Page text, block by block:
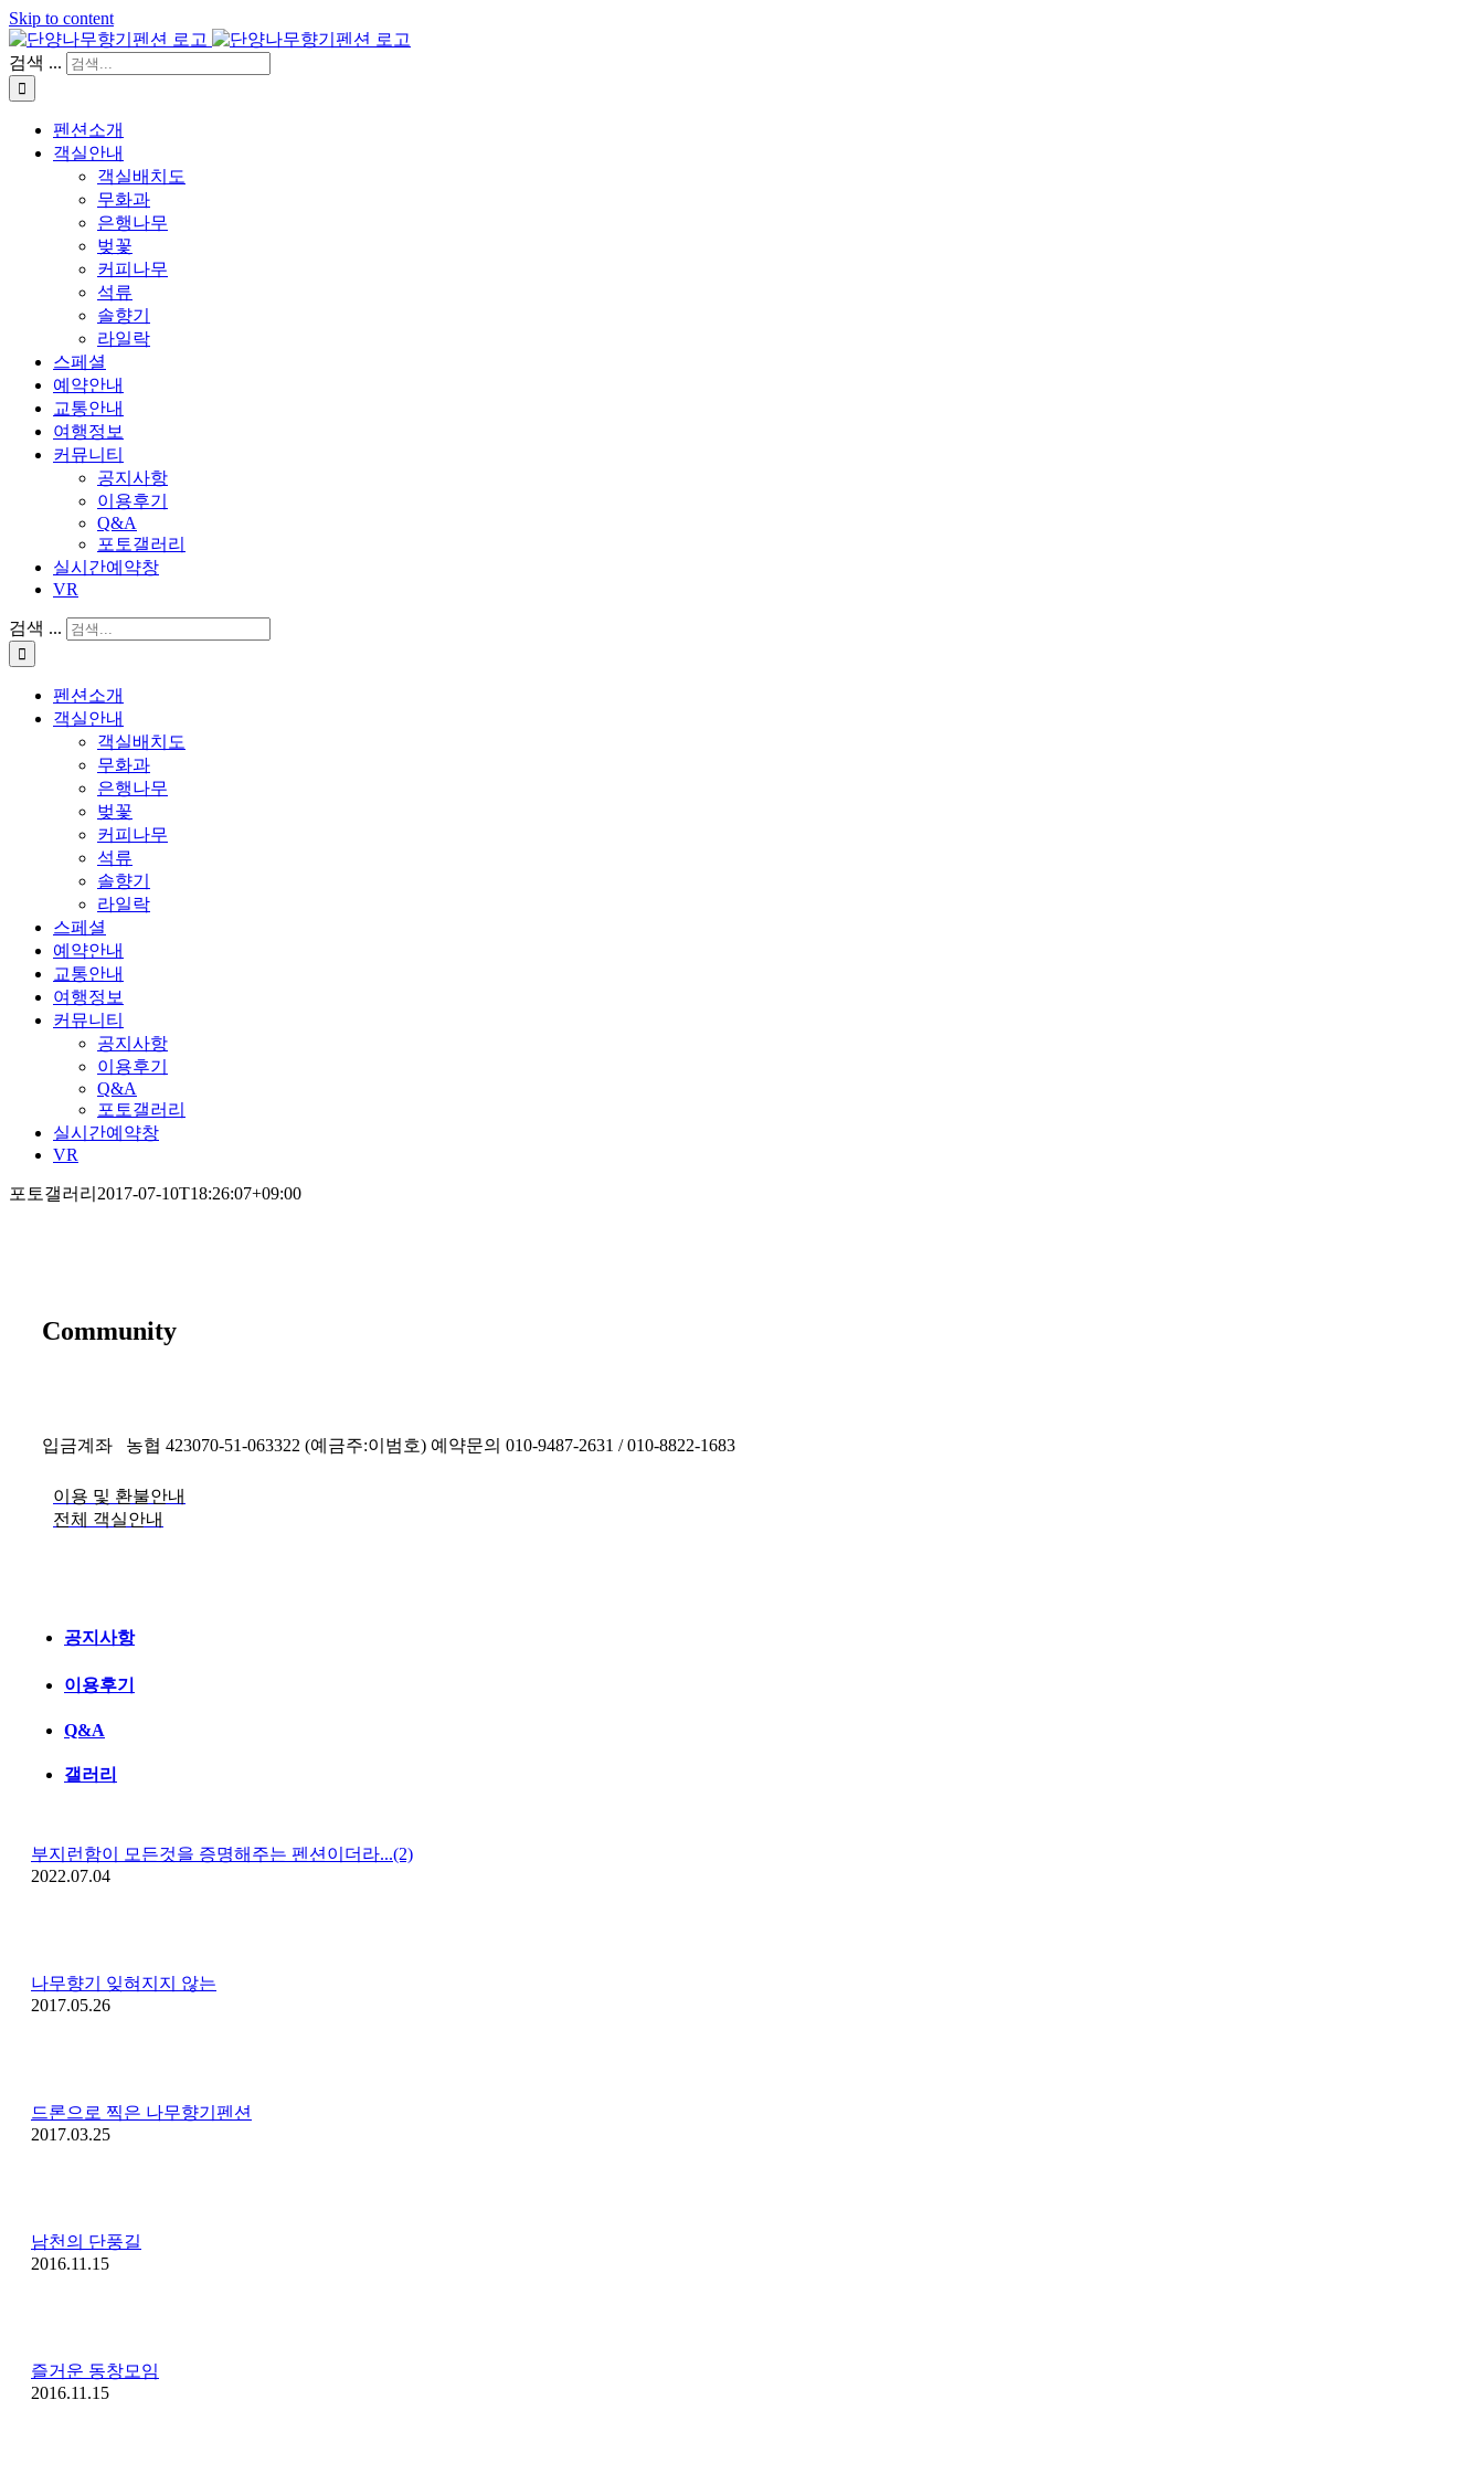
Skip to content
검색 ...
펜션소개
객실안내
객실배치도
무화과
은행나무
벚꽃
커피나무
석류
솔향기
라일락
스페셜
예약안내
교통안내
여행정보
커뮤니티
공지사항
이용후기
Q&A
포토갤러리
실시간예약창
VR
검색 ...
펜션소개
객실안내
객실배치도
무화과
은행나무
벚꽃
커피나무
석류
솔향기
라일락
스페셜
예약안내
교통안내
여행정보
커뮤니티
공지사항
이용후기
Q&A
포토갤러리
실시간예약창
VR
포토갤러리 2017-07-10T18:26:07+09:00
Community
입금계좌 농협 423070-51-063322 (예금주:이범호) 예약문의 010-9487-2631 / 010-8822-1683
이용 및 환불안내
전체 객실안내
공지사항
이용후기
Q&A
갤러리
부지런함이 모든것을 증명해주는 펜션이더라...(2)
2022.07.04
나무향기 잊혀지지 않는
2017.05.26
드론으로 찍은 나무향기펜션
2017.03.25
남천의 단풍길
2016.11.15
즐거운 동창모임
2016.11.15